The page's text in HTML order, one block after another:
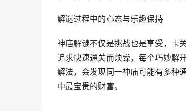
解谜过程中的心态与乐趣保持
神庙解谜不仅是挑战也是享受，卡
追求快速通关而烦躁，每个巧妙解
解法，会发现同一神庙可能有多种
中最宝贵的财富。